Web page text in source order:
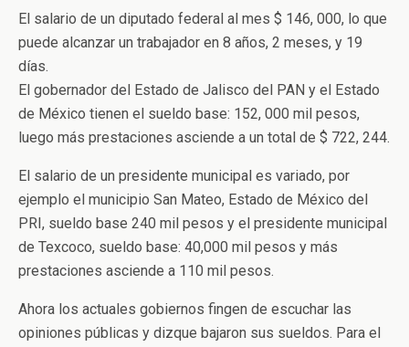
El salario de un diputado federal al mes $ 146, 000, lo que
puede alcanzar un trabajador en 8 años, 2 meses, y 19
días.
El gobernador del Estado de Jalisco del PAN y el Estado
de México tienen el sueldo base: 152, 000 mil pesos,
luego más prestaciones asciende a un total de $ 722, 244.
El salario de un presidente municipal es variado, por
ejemplo el municipio San Mateo, Estado de México del
PRI, sueldo base 240 mil pesos y el presidente municipal
de Texcoco, sueldo base: 40,000 mil pesos y más
prestaciones asciende a 110 mil pesos.
Ahora los actuales gobiernos fingen de escuchar las
opiniones públicas y dizque bajaron sus sueldos. Para el